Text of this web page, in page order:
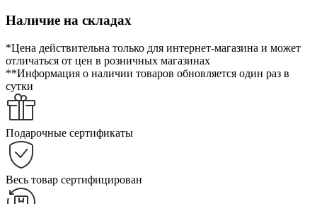
Наличие на складах
*Цена действительна только для интернет-магазина и может
отличаться от цен в розничных магазинах
**Информация о наличии товаров обновляется один раз в
сутки
Подарочные сертификаты
Весь товар сертифицирован